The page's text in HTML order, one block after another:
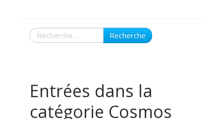
Recherche
Entrées dans la
catégorie Cosmos